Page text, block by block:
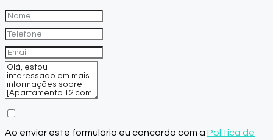
Ao enviar este formulário eu concordo com a Política de